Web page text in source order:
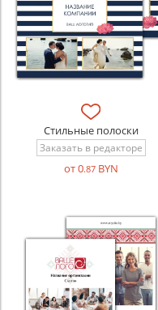
Стильные полоски
Заказать в редакторе
от 0.87BYN